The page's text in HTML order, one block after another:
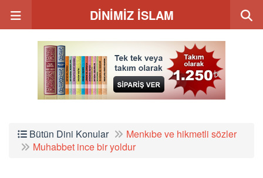
DİNİMİZ İSLAM
Bütün Dini Konular
Menkıbe ve hikmetli sözler
Muhabbet ince bir yoldur